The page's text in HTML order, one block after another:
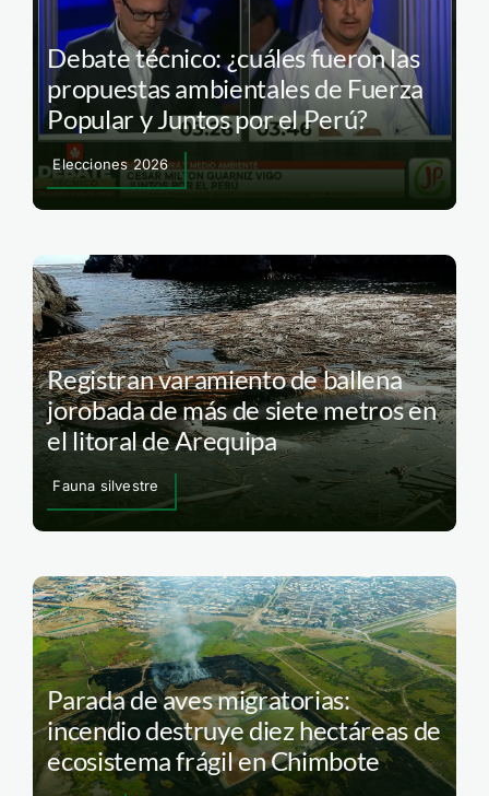
Debate técnico: ¿cuáles fueron las
propuestas ambientales de Fuerza
Popular y Juntos por el Perú?
Elecciones 2026
Registran varamiento de ballena
jorobada de más de siete metros en
el litoral de Arequipa
Fauna silvestre
Parada de aves migratorias:
incendio destruye diez hectáreas de
ecosistema frágil en Chimbote